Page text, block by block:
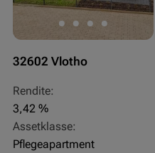
32602 Vlotho
Rendite:
3,42 %
Assetklasse:
Pflegeapartment